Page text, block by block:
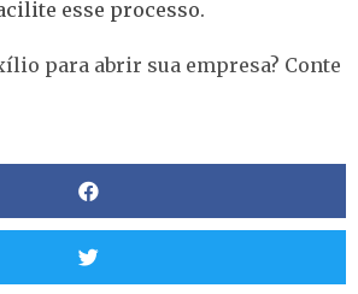
esse processo.
para abrir sua empresa? Conte